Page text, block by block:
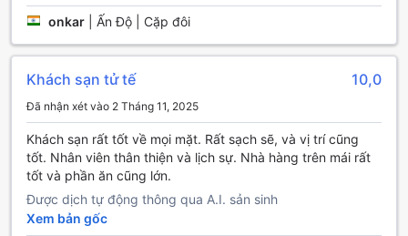
Ngoài ra, khách sạn còn cung cấp dịch vụ cho thuê xe, cho
phép bạn tự do khám phá thành phố theo cách riêng của
mình. Nếu bạn cần một phương tiện di chuyển nhanh
đến các địa điểm du lịch nổi tiếng trong khu vực. Để đảm
bảo sự thuận tiện tối đa, De Mandarin Bangalore cũng cung
cấp dịch vụ đặt vé cho các hoạt động và sự kiện, cùng với
bãi đậu xe tự phục vụ cho những ai muốn sử dụng phương
tiện cá nhân. Tất cả những tiện nghi này đều nhằm mang
đến cho bạn một kỳ nghỉ thoải mái và không bị gián đoạn.
Tiện Nghi Phòng Nghỉ Tại De Mandarin Bangalore
onkar Ấn Độ | Cặp đôi
Khách sạn tử tế 10,0
Đã nhận xét vào 2 Tháng 11, 2025
Khách sạn rất tốt về mọi mặt. Rất sạch sẽ, và vị trí cũng
tốt. Nhân viên thân thiện và lịch sự. Nhà hàng trên mái rất
tốt và phần ăn cũng lớn.
Được dịch tự động thông qua A.I. sản sinh
Xem bản gốc